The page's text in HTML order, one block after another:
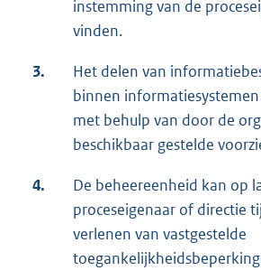
instemming van de
vinden.
3.
Het delen van
binnen
met behulp van door de
beschikbaar gestelde
4.
De beheereenheid kan op
proceseigenaar of directie
verlenen van vastgestelde